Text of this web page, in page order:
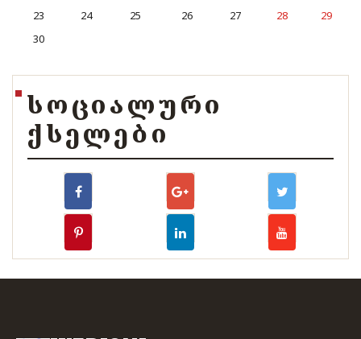
23
24 25 26 27 28
29
30
ᲡᲝᲪᲘᲐᲚᲣᲠᲘ
ᲥᲡᲔᲚᲔᲑᲘ